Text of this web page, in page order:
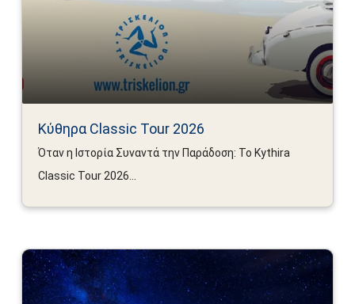
Κύθηρα Classic Tour 2026
Όταν η Ιστορία Συναντά την Παράδοση: Το Kythira
Classic Tour 2026...